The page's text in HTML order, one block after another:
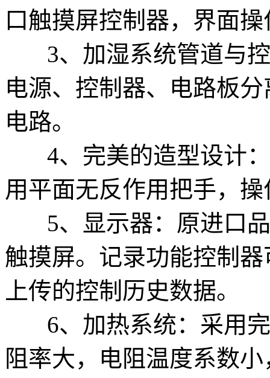
口触摸屏控制器，界面
3、加湿系统管道与控
电源、控制器、电路板
电路。
4、完美的造型设计：
用平面无反作用把手，
5、显示器：原进口品
触摸屏。记录功能控制
上传的控制历史数据。
6、加热系统：采用完
阻率大，电阻温度系数